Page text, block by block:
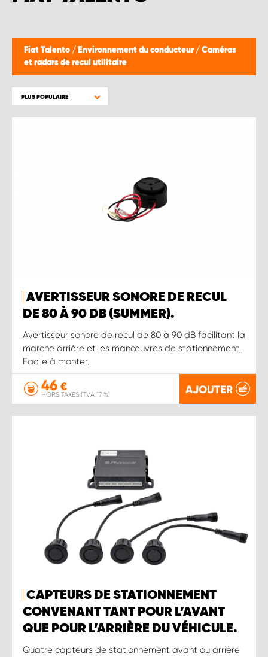
Fiat Talento / Environnement du conducteur / Caméras
et radars de recul utilitaire
PLUS POPULAIRE
AVERTISSEUR SONORE DE RECUL
DE 80 À 90 DB (SUMMER).
Avertisseur sonore de recul de 80 à 90 dB facilitant la
marche arrière et les manœuvres de stationnement.
Facile à monter.
46 €
HORS TAXES (TVA 17 %) AJOUTER
CAPTEURS DE STATIONNEMENT
CONVENANT TANT POUR L’AVANT
QUE POUR L’ARRIÈRE DU VÉHICULE.
Quatre capteurs de stationnement avant ou arrière